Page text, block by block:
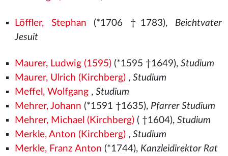
Löffler, Stephan (*1706 †1783), Beichtvater
Jesuit
Maurer, Ludwig (1595)(*1595 †1649), Studium
Maurer, Ulrich (Kirchberg), Studium
Meffel, Wolfgang, Studium
Mehrer, Johann (*1591 †1635), Pfarrer Studium
Mehrer, Michael (Kirchberg)( †1604), Studium
Merkle, Anton (Kirchberg), Studium
Merkle, Franz Anton (*1744), Kanzleidirektor Rat